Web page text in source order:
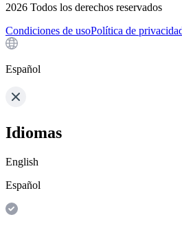
2026 Todos los derechos reservados
Condiciones de usoPolítica de
Español
Idiomas
English
Español